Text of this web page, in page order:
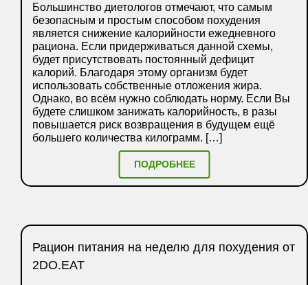
Большинство диетологов отмечают, что самым
безопасным и простым способом похудения
является снижение калорийности ежедневного
рациона. Если придерживаться данной схемы,
будет присутствовать постоянный дефицит
калорий. Благодаря этому организм будет
использовать собственные отложения жира.
Однако, во всём нужно соблюдать норму. Если Вы
будете слишком занижать калорийность, в разы
повышается риск возвращения в будущем ещё
большего количества килограмм. […]
ПОДРОБНЕЕ
Рацион питания на неделю для похудения от
2DO.EAT